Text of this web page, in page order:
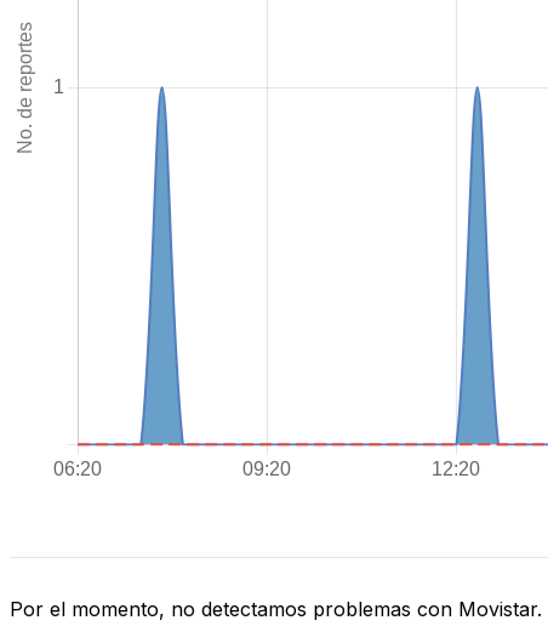
Por el momento, no detectamos problemas con Movistar.